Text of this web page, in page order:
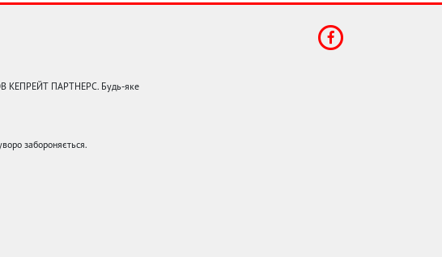
КЕПРЕЙТ ПАРТНЕРС. Будь-яке
забороняється.